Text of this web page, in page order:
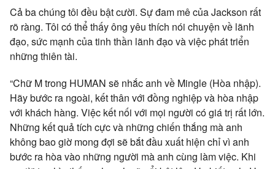
Cả ba chúng tôi đều bật cười. Sự đam mê của Jackson rất
rõ ràng. Tôi có thể thấy ông yêu thích nói chuyện về lãnh
đạo, sức mạnh của tinh thần lãnh đạo và việc phát triển
những thiên tài.
“Chữ M trong HUMAN sẽ nhắc anh về Mingle (Hòa nhập).
Hãy bước ra ngoài, kết thân với đồng nghiệp và hòa nhập
với khách hàng. Việc kết nối với mọi người có giá trị rất lớn.
Những kết quả tích cực và những chiến thắng mà anh
không bao giờ mong đợi sẽ bắt đầu xuất hiện chỉ vì anh
bước ra hòa vào những người mà anh cùng làm việc. Khi